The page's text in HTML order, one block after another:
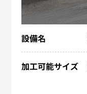
設備名
加工可能サイズ